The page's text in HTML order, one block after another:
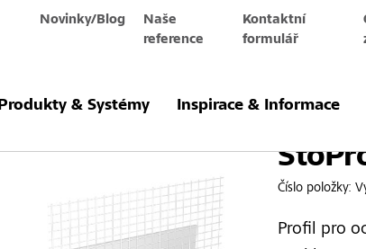
Novinky/Blog
Naše
reference
Kontaktní
formulář
Produkty & Systémy Inspirace & Informace
Číslo položky:
Profil pro